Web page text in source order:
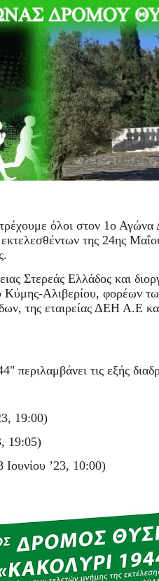
όλοι στον 1ο
της 24ης
Στερεάς Ελλάδος και
Αλιβερίου, φορέων
της εταιρείας ΔΕΗ Α.Ε
τις εξής
19:00)
19:05)
’23, 10:00)